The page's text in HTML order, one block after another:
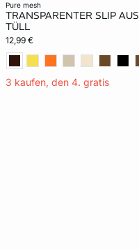
pure mesh
TRANSPARENTER SLIP AUS
TÜLL
12,99 €
3 kaufen, den 4. gratis